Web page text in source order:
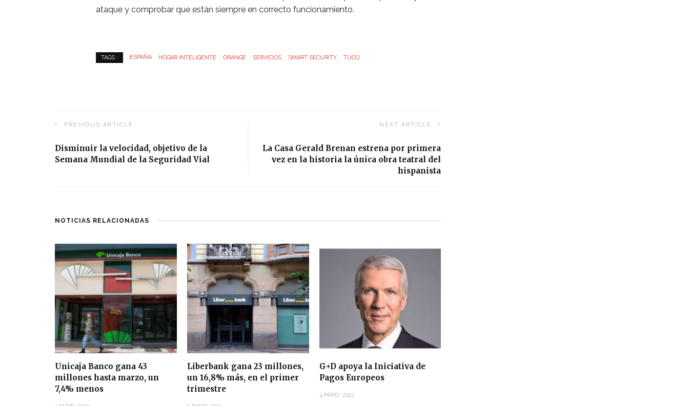
ataque y comprobar que están siempre en correcto funcionamiento.
TAGS : ESPAÑA HOGAR INTELIGENTE ORANGE SERVICIOS SMART SECURITY TUCO
PREVIOUS ARTICLE
Disminuir la velocidad, objetivo de la
Semana Mundial de la Seguridad Vial
NEXT ARTICLE
La Casa Gerald Brenan estrena por primera
vez en la historia la única obra teatral del
hispanista
NOTICIAS RELACIONADAS
Unicaja Banco gana 43
millones hasta marzo, un
7,4% menos
Liberbank gana 23 millones,
un 16,8% más, en el primer
trimestre
G+D apoya la Iniciativa de
Pagos Europeos
4 MAYO, 2021